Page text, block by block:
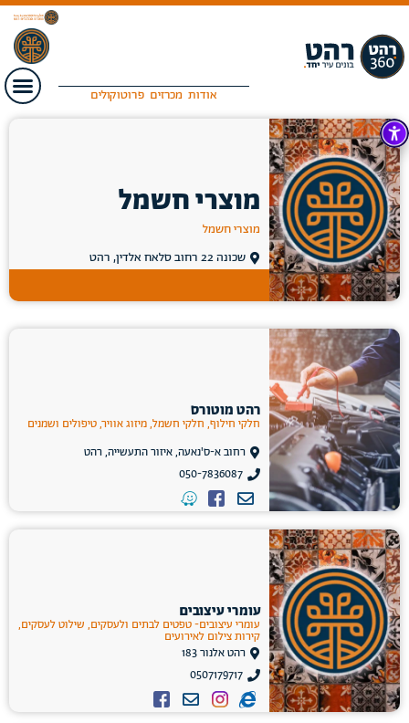
אודות מכרזים פרוטוקולים
מוצרי חשמל
מוצרי חשמל
שכונה 22 רחוב סלאח אלדין, רהט
רהט מוטורס
חלקי חילוף, חלקי חשמל, מיזוג אוויר, טיפולים ושמנים
רחוב א-ס'נאעה, איזור התעשייה, רהט
050-7836087
עומרי עיצובים
עומרי עיצובים- טפטים לבתים ולעסקים, שילוט לעסקים,
קירות צילום לאירועים
רהט אלנור 183
0507179717